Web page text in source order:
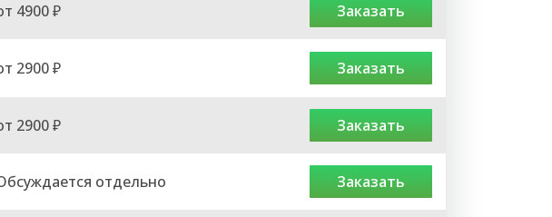
4900 ₽ заказать
2900 ₽ заказать
2900 ₽ заказать
отдельно заказать